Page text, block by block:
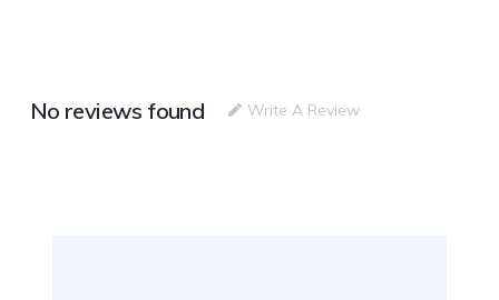
No reviews found Write A Review